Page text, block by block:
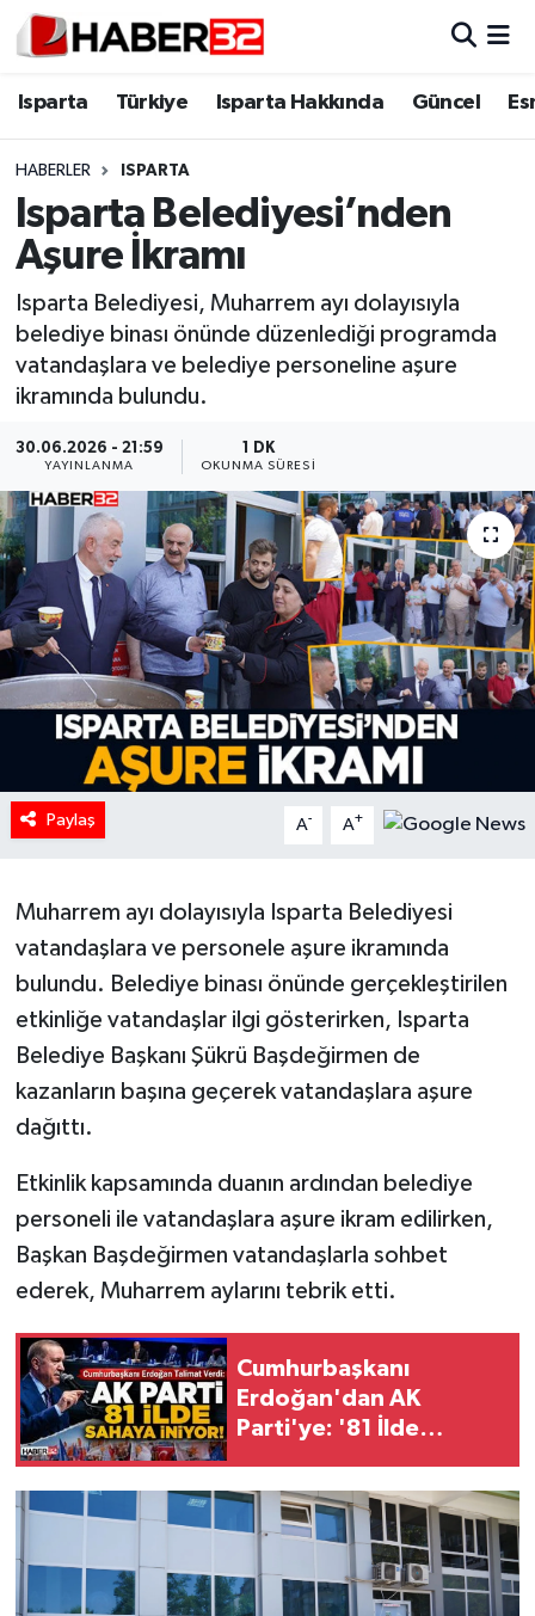
Isparta Türkiye Isparta Hakkında Güncel
HABERLER ISPARTA
Isparta Belediyesi’nden
Aşure İkramı
Isparta Belediyesi, Muharrem ayı dolayısıyla
belediye binası önünde düzenlediği programda
vatandaşlara ve belediye personeline aşure
ikramında bulundu.
30.06.2026 - 21:59
YAYINLANMA
1 DK
OKUNMA SÜRESI
Paylaş A- A+
Muharrem ayı dolayısıyla Isparta Belediyesi
vatandaşlara ve personele aşure ikramında
bulundu. Belediye binası önünde gerçekleştirilen
etkinliğe vatandaşlar ilgi gösterirken, Isparta
Belediye Başkanı Şükrü Başdeğirmen de
kazanların başına geçerek vatandaşlara aşure
dağıttı.
Etkinlik kapsamında duanın ardından belediye
personeli ile vatandaşlara aşure ikram edilirken,
Başkan Başdeğirmen vatandaşlarla sohbet
ederek, Muharrem aylarını tebrik etti.
Cumhurbaşkanı
Erdoğan'dan AK
Parti'ye: '81 İlde
Talimatı!
Isparta
Esnaf Diyor ki;
ASAYİŞ
BİLİM VE TEKNOLOJİ
EĞİTİM
GENEL
Güncel
HABERDE İNSAN
İlginç
KÜLTÜR SANAT
MAGAZİN
Oyun
RESMİ İLANLAR
Spor
Tarihi Yapılarımız
Teknoloji
Türkiye
Yerel
İletişim
Künye
Isparta Nöbetçi Eczaneler
Isparta Trafik Yoğunluk Haritası
Süper Lig Puan Durumu ve Fikstür
Tüm Manşetler
Son Dakika Haberleri
Haber Arşivi